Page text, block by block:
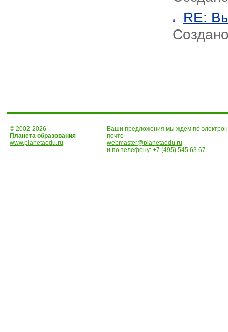
RE:
© 2002-2026
Планета образования
www.planetaedu.ru
Ваши предложения мы ждем по
почте
webmaster@planetaedu.ru
и по телефону: +7 (495) 545 63 67